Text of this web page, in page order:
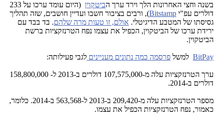
בשנה וחצי האחרונות הלך וירד ערך הביטקוין
(היום עומד ערכו על 233
דולרים עפ"י Bitstamp), ורבים בציבור חשבו ועדיין חושבים, שזה תהליך
גסיסתו של המטבע הדיגיטלי. אולם, זו טעות מרה שלהם. בד בבד עם
ירידת ערכו של הביטקוין, הכפיל את עצמו נפח הטרנזקציות ברשת
הביטקוין.
BitPay למשל פרסמה כמה נתונים מעניינים לגבי פעילותה:
ערך הטרנזקציות עלה מ-107,575,000 דולרים ב-2013 ל- 158,800,000
דולרים ב-2014.
מספר הטרנזקציות עלה מ-209,420 ב-2013 ל-563,568 ב-2014. כלומר,
כאמור, נפח הטרנזקציות הכפיל את עצמו.